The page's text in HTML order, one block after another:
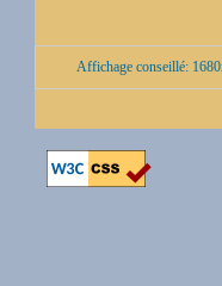
Affichage conseillé: